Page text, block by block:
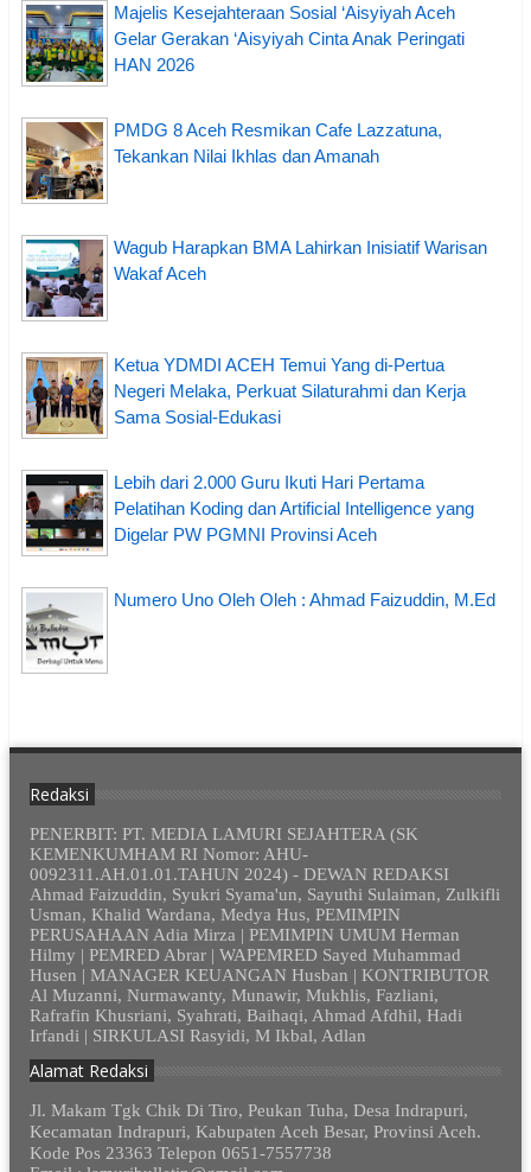
Majelis Kesejahteraan Sosial ‘Aisyiyah Aceh
Gelar Gerakan ‘Aisyiyah Cinta Anak Peringati
HAN 2026
PMDG 8 Aceh Resmikan Cafe Lazzatuna,
Tekankan Nilai Ikhlas dan Amanah
Wagub Harapkan BMA Lahirkan Inisiatif Warisan
Wakaf Aceh
Ketua YDMDI ACEH Temui Yang di-Pertua
Negeri Melaka, Perkuat Silaturahmi dan Kerja
Sama Sosial-Edukasi
Lebih dari 2.000 Guru Ikuti Hari Pertama
Pelatihan Koding dan Artificial Intelligence yang
Digelar PW PGMNI Provinsi Aceh
Numero Uno Oleh Oleh : Ahmad Faizuddin, M.Ed
Redaksi
PENERBIT: PT. MEDIA LAMURI SEJAHTERA (SK
KEMENKUMHAM RI Nomor: AHU-
0092311.AH.01.01.TAHUN 2024) - DEWAN REDAKSI
Ahmad Faizuddin, Syukri Syama'un, Sayuthi Sulaiman, Zulkifli
Usman, Khalid Wardana, Medya Hus, PEMIMPIN
PERUSAHAAN Adia Mirza | PEMIMPIN UMUM Herman
Hilmy | PEMRED Abrar | WAPEMRED Sayed Muhammad
Husen | MANAGER KEUANGAN Husban | KONTRIBUTOR
Al Muzanni, Nurmawanty, Munawir, Mukhlis, Fazliani,
Rafrafin Khusriani, Syahrati, Baihaqi, Ahmad Afdhil, Hadi
Irfandi | SIRKULASI Rasyidi, M Ikbal, Adlan
Alamat Redaksi
Jl. Makam Tgk Chik Di Tiro, Peukan Tuha, Desa Indrapuri,
Kecamatan Indrapuri, Kabupaten Aceh Besar, Provinsi Aceh.
Kode Pos 23363 Telepon 0651-7557738